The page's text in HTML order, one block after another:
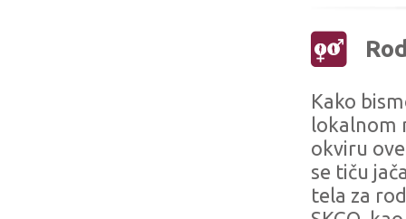
Kako
lokalnom
okviru
se tiču
tela za